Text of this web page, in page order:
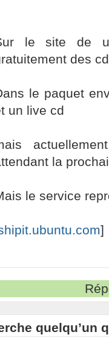
le site de
des
le paquet
un live cd
la
le service
]
quelqu’un